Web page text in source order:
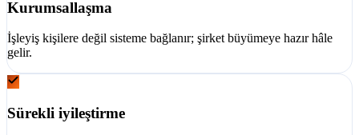
Kurumsallaşma
İşleyiş kişilere değil sisteme bağlanır; şirket büyümeye hazır hâle
gelir.
Sürekli iyileştirme